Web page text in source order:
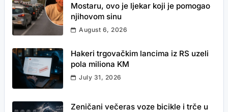
Mostaru, ovo je ljekar koji je pomogao
njihovom sinu
August 6, 2026
Hakeri trgovačkim lancima iz RS uzeli
pola miliona KM
July 31, 2026
Zeničani večeras voze bicikle i trče u